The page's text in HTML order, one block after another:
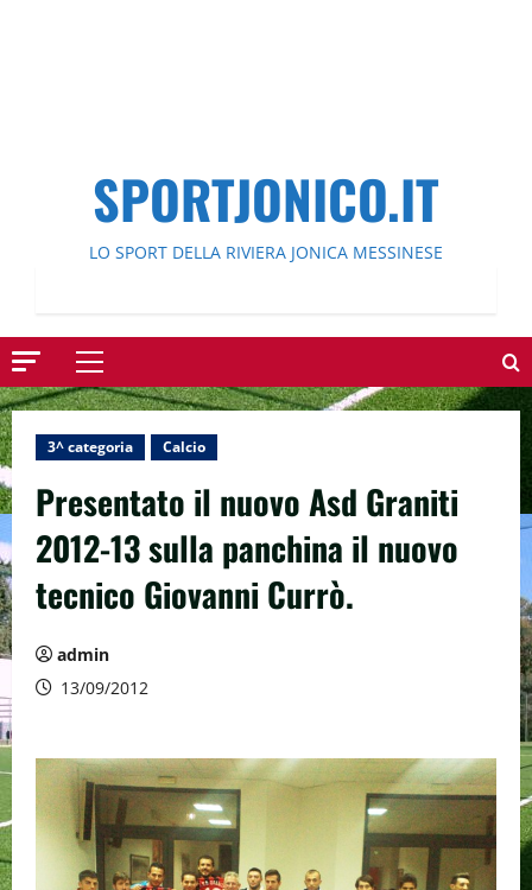
SPORTJONICO.IT
LO SPORT DELLA RIVIERA JONICA MESSINESE
Menu
principale
3^ categoria Calcio
Presentato il nuovo Asd Graniti
2012-13 sulla panchina il nuovo
tecnico Giovanni Currò.
admin
13/09/2012